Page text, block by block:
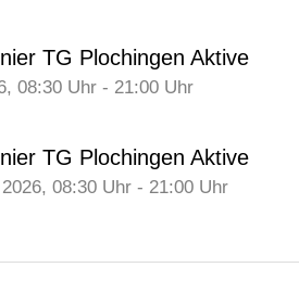
TG Plochingen Aktive
, 08:30 Uhr - 21:00 Uhr
TG Plochingen Aktive
, 08:30 Uhr - 21:00 Uhr